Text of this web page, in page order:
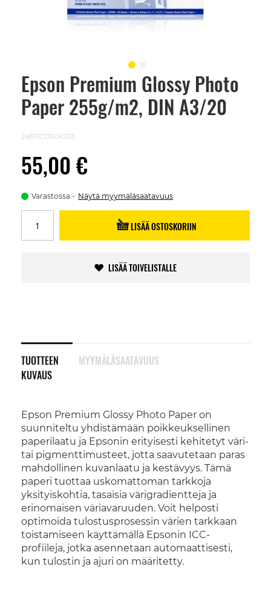
Epson Premium Glossy Photo
Paper 255g/m2, DIN A3/20
24871C13S041315
55,00 €
Varastossa Näytä myymäläsaatavuus
LISÄÄ OSTOSKORIIN
LISÄÄ TOIVELISTALLE
TUOTTEEN
KUVAUS
Epson Premium Glossy Photo Paper on
suunniteltu yhdistämään poikkeuksellinen
paperilaatu ja Epsonin erityisesti kehitetyt väri-
tai pigmenttimusteet, jotta saavutetaan paras
mahdollinen kuvanlaatu ja kestävyys. Tämä
paperi tuottaa uskomattoman tarkkoja
yksityiskohtia, tasaisia värigradientteja ja
erinomaisen väriavaruuden. Voit helposti
optimoida tulostusprosessin värien tarkkaan
toistamiseen käyttämällä Epsonin ICC-
profiileja, jotka asennetaan automaattisesti,
kun tulostin ja ajuri on määritetty.
MYYMÄLÄSAATAVUUS
Skip
beginning
images